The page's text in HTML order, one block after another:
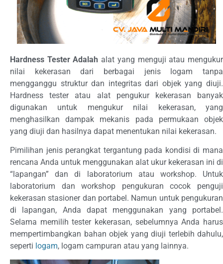
Hardness Tester Adalah alat yang menguji atau mengukur
nilai kekerasan dari berbagai jenis logam tanpa
mengganggu struktur dan integritas dari objek yang diuji.
Hardness tester atau alat pengukur kekerasan banyak
digunakan untuk mengukur nilai kekerasan, yang
menghasilkan dampak mekanis pada permukaan objek
yang diuji dan hasilnya dapat menentukan nilai kekerasan.
Pimilihan jenis perangkat tergantung pada kondisi di mana
rencana Anda untuk menggunakan alat ukur kekerasan ini di
“lapangan” dan di laboratorium atau workshop. Untuk
laboratorium dan workshop pengukuran cocok penguji
kekerasan stasioner dan portabel. Namun untuk pengukuran
di lapangan, Anda dapat menggunakan yang portabel.
Selama memilih tester kekerasan, sebelumnya Anda harus
mempertimbangkan bahan objek yang diuji terlebih dahulu,
seperti logam, logam campuran atau yang lainnya.